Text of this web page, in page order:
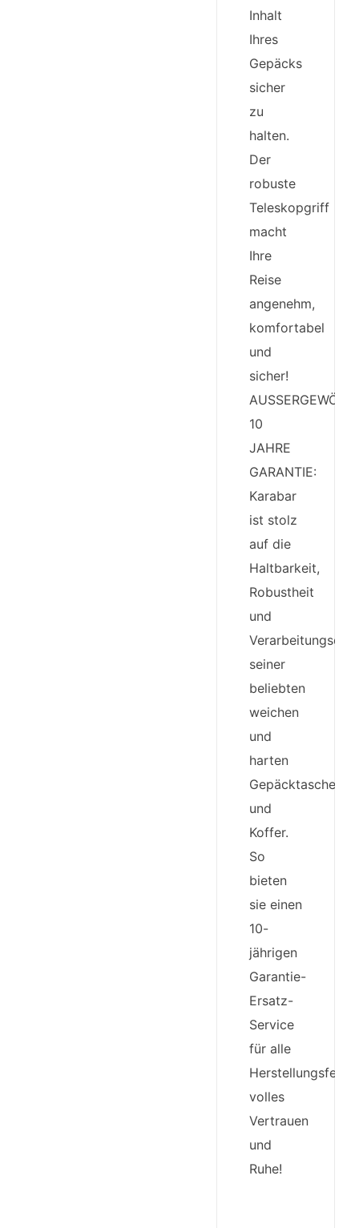
Inhalt
Ihres
Gepäcks
sicher
zu
halten.
Der
robuste
Teleskopgriff
macht
Ihre
Reise
angenehm,
komfortabel
und
sicher!
10
JAHRE
GARANTIE:
Karabar
ist stolz
auf die
Haltbarkeit,
Robustheit
und
seiner
beliebten
weichen
und
harten
Gepäcktaschen
und
Koffer.
So
bieten
sie einen
10-
jährigen
Garantie-
Ersatz-
Service
für alle
Herstellungsfehler
volles
Vertrauen
und
Ruhe!